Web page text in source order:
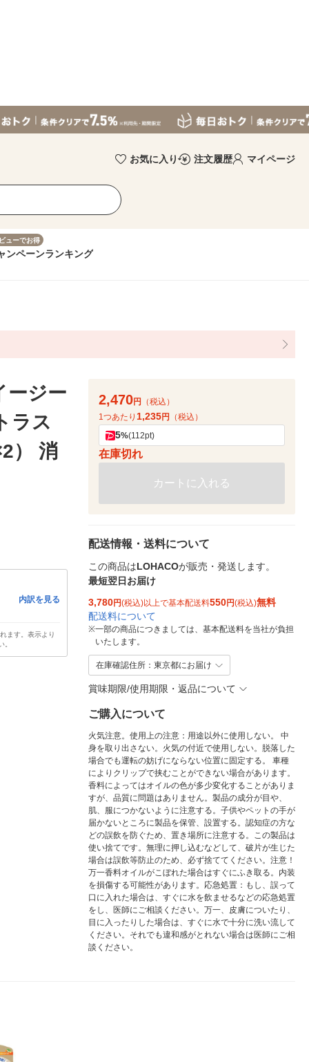
お気に入り 注文履歴 マイページ
ューでお得
ンペーンランキング
ージー
ラス
） 消
内訳を見る
ます。表示より
。
2,470円
（税込）
1つあたり 1,235円 （税込）
5%(112pt)
在庫切れ
カートに入れる
配送情報・送料について
この商品はLOHACOが販売・発送します。
最短翌日お届け
3,780円(税込)以上で基本配送料550円(税込)無料
配送料について
※一部の商品につきましては、基本配送料を当社が負担
いたします。
在庫確認住所：東京都にお届け
賞味期限/使用期限・返品について
ご購入について
火気注意。使用上の注意：用途以外に使用しない。 中
身を取り出さない。火気の付近で使用しない。脱落した
場合でも運転の妨げにならない位置に固定する。 車種
によりクリップで挟むことができない場合があります。
香料によってはオイルの色が多少変化することがありま
すが、品質に問題はありません。製品の成分が目や、
肌、服につかないように注意する。子供やペットの手が
届かないところに製品を保管、設置する。認知症の方な
どの誤飲を防ぐため、置き場所に注意する。この製品は
使い捨てです。無理に押し込むなどして、破片が生じた
場合は誤飲等防止のため、必ず捨ててください。注意！
万一香料オイルがこぼれた場合はすぐにふき取る。内装
を損傷する可能性があります。応急処置：もし、誤って
口に入れた場合は、すぐに水を飲ませるなどの応急処置
をし、医師にご相談ください。万一、皮膚についたり、
目に入ったりした場合は、すぐに水で十分に洗い流して
ください。それでも違和感がとれない場合は医師にご相
談ください。